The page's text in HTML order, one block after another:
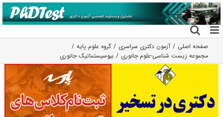
رفتن
به
محتوا
صفحه اصلی آزمون دکتری سراسری
گروه علوم پايه
مجموعه زیست شناسی-علوم جانوری
بیوسیستماتیک جانوری